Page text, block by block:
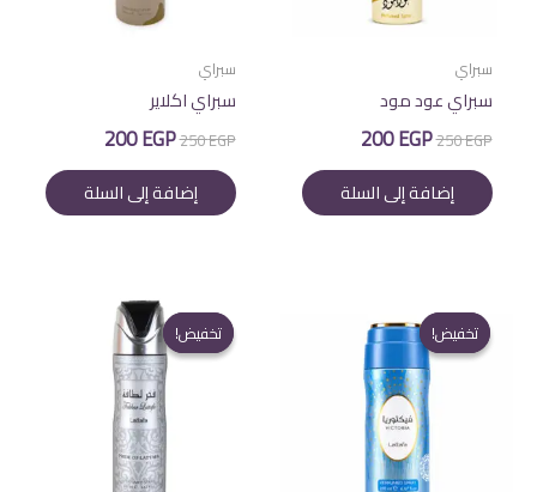
سبراي
سبراي عود مود
250EGP السعر
الأصلي
هو:
250 EGP.
200EGP
هو:
200 EGP.
إضافة إلى السلة
سبراي
سبراي اكلاير
250EGP السعر
الأصلي
هو:
250 EGP.
200EGP
هو:
200 EGP.
إضافة إلى السلة
تخفيض!
تخفيض! تخفيض!
تخفيض!